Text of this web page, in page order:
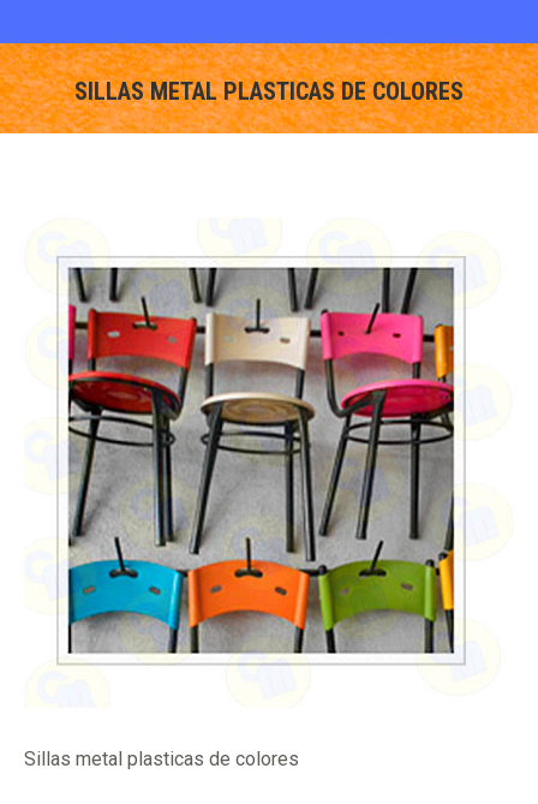
SILLAS METAL PLASTICAS DE COLORES
You are here:
Sillas metal plasticas de colores